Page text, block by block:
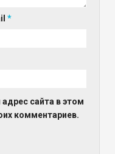
*
сайта в этом
комментариев.